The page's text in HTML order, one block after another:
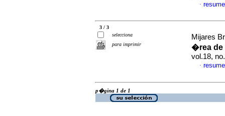
·
3 / 3
selecciona
para imprimir
Mijares
�rea de
vol.18,
·
p�gina 1 de 1